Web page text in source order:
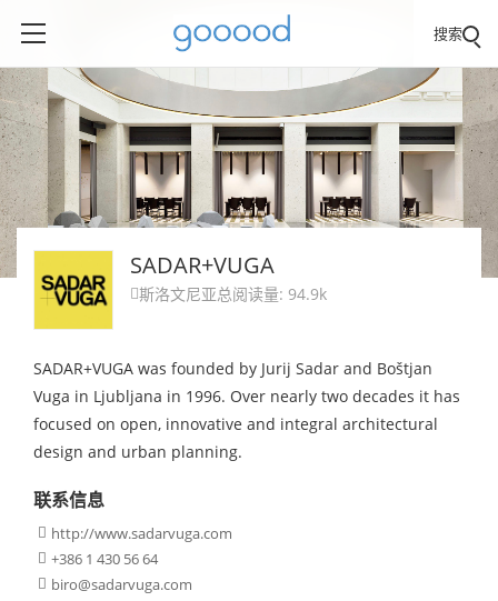
搜索
SADAR+VUGA
斯洛文尼亚总阅读量: 94.9k
SADAR+VUGA was founded by Jurij Sadar and Boštjan
Vuga in Ljubljana in 1996. Over nearly two decades it has
focused on open, innovative and integral architectural
design and urban planning.
联系信息
 http://www.sadarvuga.com
 +386 1 430 56 64
 biro@sadarvuga.com